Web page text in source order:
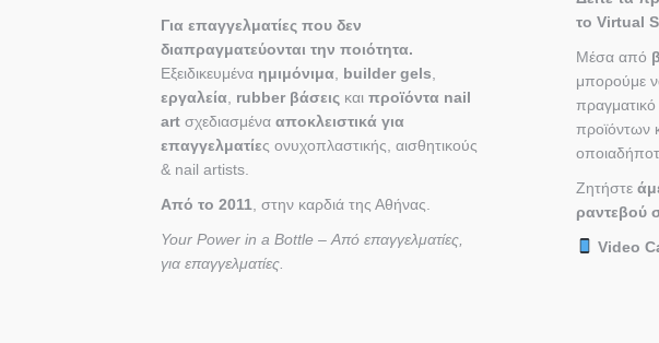
Για επαγγελματίες που δεν
διαπραγματεύονται την ποιότητα.
Εξειδικευμένα ημιμόνιμα builder gels
εργαλεία rubber βάσεις και προϊόντα nail
art σχεδιασμένα αποκλειστικά για
επαγγελματίες ονυχοπλαστικής, αισθητικούς
& nail artists.
Από το 2011 , στην καρδιά της Αθήνας.
Your Power in a Bottle – Από επαγγελματίες,
για επαγγελματίες.
το Virtual
Μέσα από
μπορούμε
προϊόντων
Ζητήστε
ραντεβού
Video